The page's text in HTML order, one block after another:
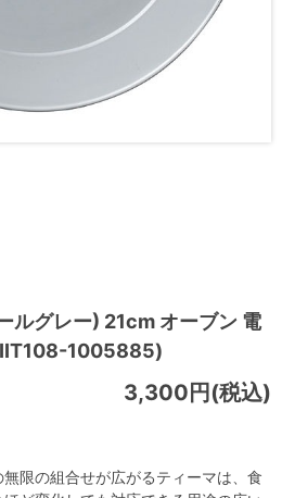
ルグレー) 21cm オーブン 電
1005885)
3,300円(税込)
限の組合せが広がるティーマは、食